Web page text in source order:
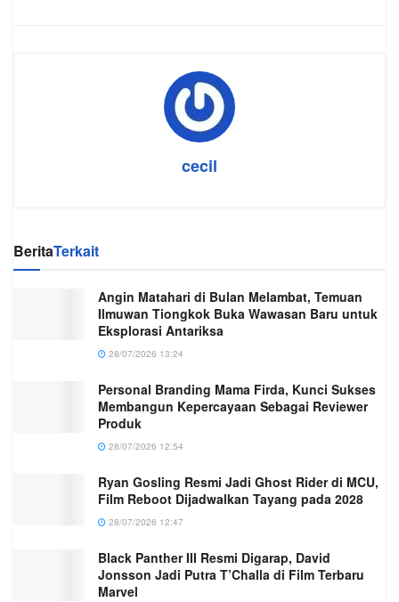
cecil
BeritaTerkait
Angin Matahari di Bulan Melambat, Temuan
Ilmuwan Tiongkok Buka Wawasan Baru untuk
Eksplorasi Antariksa
28/07/2026 13:24
Personal Branding Mama Firda, Kunci Sukses
Membangun Kepercayaan Sebagai Reviewer
Produk
28/07/2026 12:54
Ryan Gosling Resmi Jadi Ghost Rider di MCU,
Film Reboot Dijadwalkan Tayang pada 2028
28/07/2026 12:47
Black Panther III Resmi Digarap, David
Jonsson Jadi Putra T’Challa di Film Terbaru
Marvel